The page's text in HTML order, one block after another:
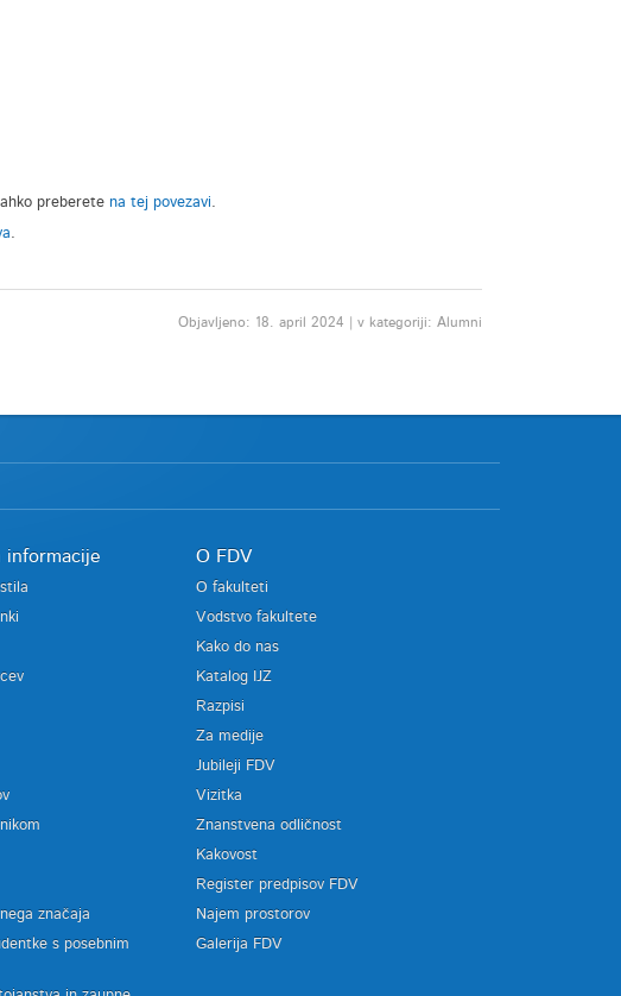
preberete na tej povezavi.
.
Objavljeno: 18. april 2024 | v kategoriji: Alumni
informacije
značaja
s posebnim
O FDV
O fakulteti
Vodstvo fakultete
Kako do nas
Katalog IJZ
Razpisi
Za medije
Jubileji FDV
Vizitka
Znanstvena odličnost
Kakovost
Register predpisov FDV
Najem prostorov
Galerija FDV